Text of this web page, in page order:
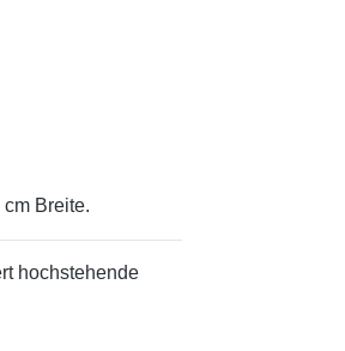
Breite.
hochstehende